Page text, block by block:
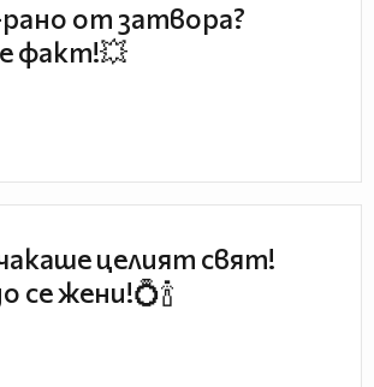
от затвора?
факт!💥
целият свят!
се жени!💍🍾